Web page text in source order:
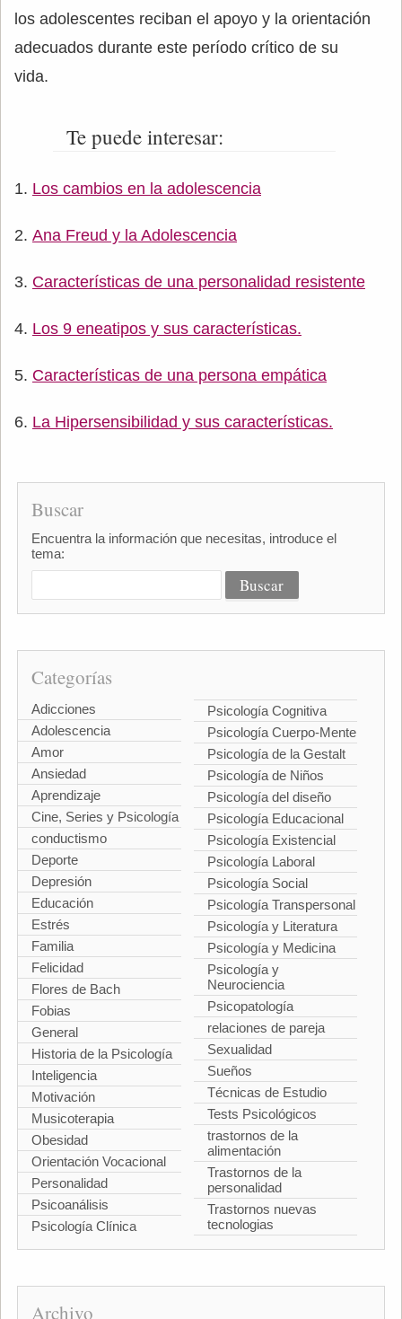
los adolescentes reciban el apoyo y la orientación
adecuados durante este período crítico de su
vida.
Te puede interesar:
Los cambios en la adolescencia
Ana Freud y la Adolescencia
Características de una personalidad resistente
Los 9 eneatipos y sus características.
Características de una persona empática
La Hipersensibilidad y sus características.
Buscar
Encuentra la información que necesitas, introduce el
tema:
Categorías
Adicciones
Adolescencia
Amor
Ansiedad
Aprendizaje
Cine, Series y Psicología
conductismo
Deporte
Depresión
Educación
Estrés
Familia
Felicidad
Flores de Bach
Fobias
General
Historia de la Psicología
Inteligencia
Motivación
Musicoterapia
Obesidad
Orientación Vocacional
Personalidad
Psicoanálisis
Psicología Clínica
Psicología Cognitiva
Psicología Cuerpo-Mente
Psicología de la Gestalt
Psicología de Niños
Psicología del diseño
Psicología Educacional
Psicología Existencial
Psicología Laboral
Psicología Social
Psicología Transpersonal
Psicología y Literatura
Psicología y Medicina
Psicología y
Neurociencia
Psicopatología
relaciones de pareja
Sexualidad
Sueños
Técnicas de Estudio
Tests Psicológicos
trastornos de la
alimentación
Trastornos de la
personalidad
Trastornos nuevas
tecnologias
Archivo